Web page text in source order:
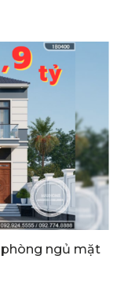
phòng ngủ mặt